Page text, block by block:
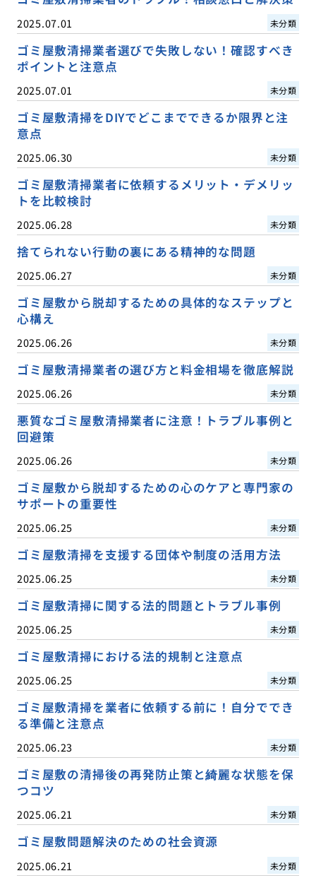
2025.07.01 未分類
ゴミ屋敷清掃業者選びで失敗しない！確認すべき
ポイントと注意点
2025.07.01 未分類
ゴミ屋敷清掃をDIYでどこまでできるか限界と注
意点
2025.06.30 未分類
ゴミ屋敷清掃業者に依頼するメリット・デメリッ
トを比較検討
2025.06.28 未分類
捨てられない行動の裏にある精神的な問題
2025.06.27 未分類
ゴミ屋敷から脱却するための具体的なステップと
心構え
2025.06.26 未分類
ゴミ屋敷清掃業者の選び方と料金相場を徹底解説
2025.06.26 未分類
悪質なゴミ屋敷清掃業者に注意！トラブル事例と
回避策
2025.06.26 未分類
ゴミ屋敷から脱却するための心のケアと専門家の
サポートの重要性
2025.06.25 未分類
ゴミ屋敷清掃を支援する団体や制度の活用方法
2025.06.25 未分類
ゴミ屋敷清掃に関する法的問題とトラブル事例
2025.06.25 未分類
ゴミ屋敷清掃における法的規制と注意点
2025.06.25 未分類
ゴミ屋敷清掃を業者に依頼する前に！自分ででき
る準備と注意点
2025.06.23 未分類
ゴミ屋敷の清掃後の再発防止策と綺麗な状態を保
つコツ
2025.06.21 未分類
ゴミ屋敷問題解決のための社会資源
2025.06.21 未分類